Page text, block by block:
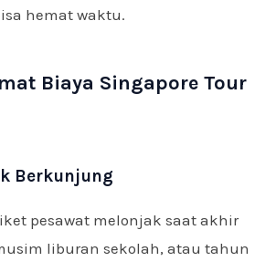
hemat waktu.
Biaya Singapore Tour
Berkunjung
pesawat melonjak saat akhir
liburan sekolah, atau tahun